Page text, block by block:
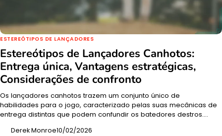
ESTEREÓTIPOS DE LANÇADORES
Estereótipos de Lançadores Canhotos:
Entrega única, Vantagens estratégicas,
Considerações de confronto
Os lançadores canhotos trazem um conjunto único de
habilidades para o jogo, caracterizado pelas suas mecânicas de
entrega distintas que podem confundir os batedores destros.…
Derek Monroe10/02/2026